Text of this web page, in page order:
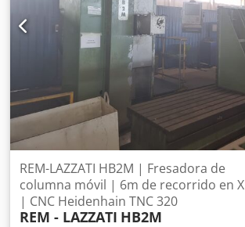
REM-LAZZATI HB2M | Fresadora de
columna móvil | 6m de recorrido en X
| CNC Heidenhain TNC 320
REM - LAZZATI HB2M